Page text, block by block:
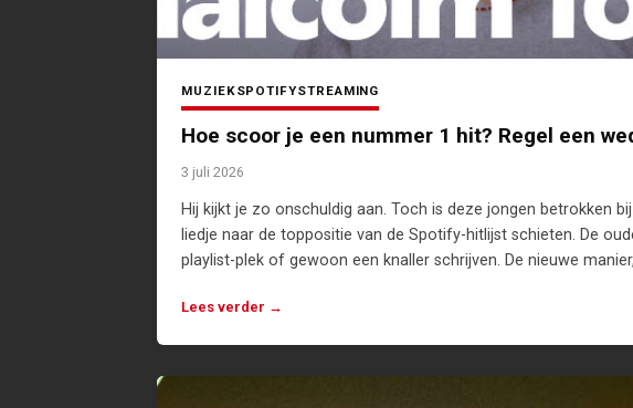
MUZIEKSPOTIFYSTREAMING
Hoe scoor je een nummer 1 hit? Regel een
3 juli 2026
Hij kijkt je zo onschuldig aan. Toch is deze jongen betrokken
liedje naar de toppositie van de Spotify-hitlijst schieten. De
playlist-plek of gewoon een knaller schrijven. De nieuwe
Lees verder →